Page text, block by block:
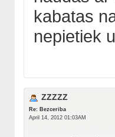
kabatas
nepietiek
ZZZZZ
Re: Bezceriba
April 14, 2012 01:03AM